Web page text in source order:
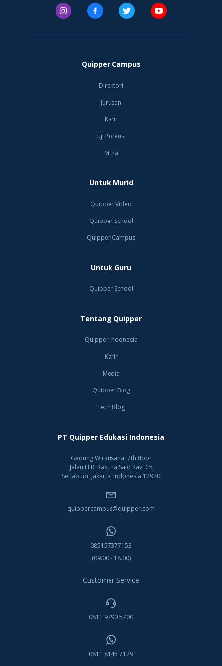
Quipper Campus
Direktori
Jurusan
Karir
Uji Potensi
Mitra
Untuk Murid
Quipper Video
Quipper School
Quipper Campus
Untuk Guru
Quipper School
Tentang Quipper
Quipper Indonesia
Karir
Media
Quipper Blog
Tech Blog
PT Quipper Edukasi Indonesia
Gedung Wirausaha, 7th floor
Jalan H.R. Rasuna Said Kav. C5
Setiabudi, Jakarta, Indonesia 12920
quippercampus@quipper.com
085157377153
(09.00 - 18.00)
Customer Service
0811 9790 5700
0811 8145 7129